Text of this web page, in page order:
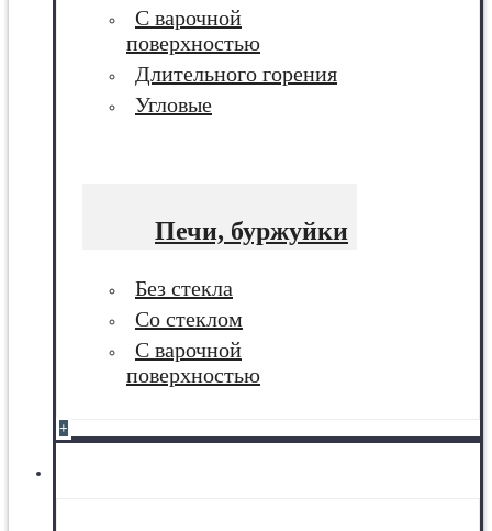
С варочной
поверхностью
Длительного горения
Угловые
Печи, буржуйки
Без стекла
Со стеклом
С варочной
поверхностью
+